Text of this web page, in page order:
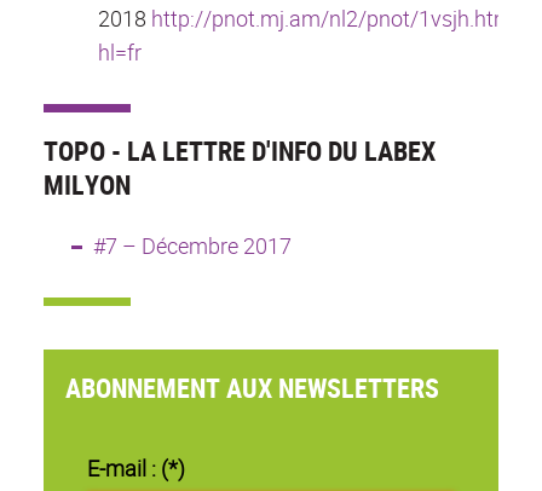
2018 http://pnot.mj.am/nl2/pnot/1vsjh.html?
hl=fr
TOPO - LA LETTRE D'INFO DU LABEX
MILYON
#7 – Décembre 2017
ABONNEMENT AUX NEWSLETTERS
E-mail : (*)